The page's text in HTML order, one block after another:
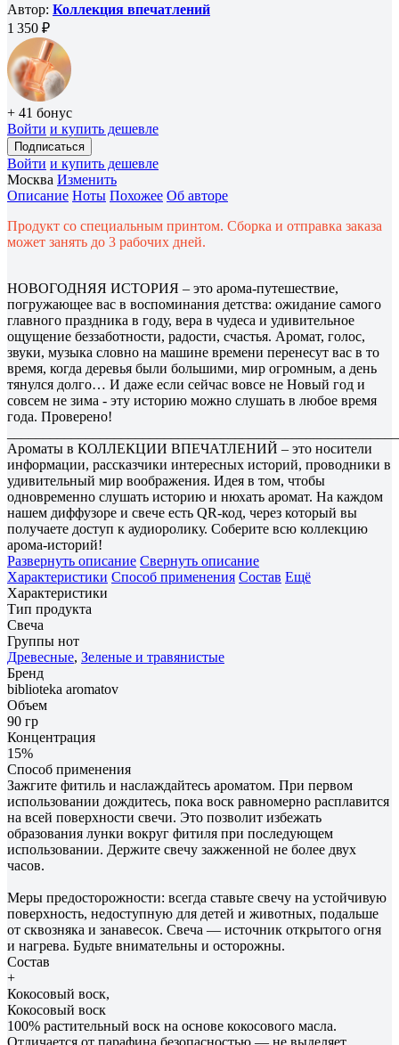
Автор: Коллекция впечатлений
1 350 ₽
+ 41 бонус
Войти и купить дешевле
Подписаться
Войти и купить дешевле
Москва Изменить
Описание Ноты Похожее Об авторе
Продукт со специальным принтом. Сборка и отправка заказа
может занять до 3 рабочих дней.
НОВОГОДНЯЯ ИСТОРИЯ – это арома-путешествие,
погружающее вас в воспоминания детства: ожидание самого
главного праздника в году, вера в чудеса и удивительное
ощущение беззаботности, радости, счастья. Аромат, голос,
звуки, музыка словно на машине времени перенесут вас в то
время, когда деревья были большими, мир огромным, а день
тянулся долго… И даже если сейчас вовсе не Новый год и
совсем не зима - эту историю можно слушать в любое время
года. Проверено!
Ароматы в КОЛЛЕКЦИИ ВПЕЧАТЛЕНИЙ – это носители
информации, рассказчики интересных историй, проводники в
удивительный мир воображения. Идея в том, чтобы
одновременно слушать историю и нюхать аромат. На каждом
нашем диффузоре и свече есть QR-код, через который вы
получаете доступ к аудиоролику. Соберите всю коллекцию
арома-историй!
Развернуть описание Свернуть описание
Характеристики Способ применения Состав Ещё
Характеристики
Тип продукта
Свеча
Группы нот
Древесные, Зеленые и травянистые
Бренд
biblioteka aromatov
Объем
90 гр
Концентрация
15%
Способ применения
Зажгите фитиль и наслаждайтесь ароматом. При первом
использовании дождитесь, пока воск равномерно расплавится
на всей поверхности свечи. Это позволит избежать
образования лунки вокруг фитиля при последующем
использовании. Держите свечу зажженной не более двух
часов.
Меры предосторожности: всегда ставьте свечу на устойчивую
поверхность, недоступную для детей и животных, подальше
от сквозняка и занавесок. Свеча — источник открытого огня
и нагрева. Будьте внимательны и осторожны.
Состав
+
Кокосовый воск,
Кокосовый воск
100% растительный воск на основе кокосового масла.
Отличается от парафина безопасностью — не выделяет